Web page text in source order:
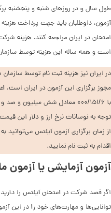
طول سال و در روزهای شنبه و پنجشنبه
آزمون، داوطلبان باید جهت پرداخت
امتحان در ایران مراجعه کنند. هزینه
است و همه ساله این هزینه توسط
در ایران نیز هزینه ثبت نام توسط
با ۰۰۰/۱۵۱/۶ معادل شش میلیون
توجه به نوسانات نرخ ارز و دلار این
از زمان برگزاری آزمون آیلتس
اقدام به ثبت نام نمایید.
آزمون آزمایشی یا آزمون
اگر قصد شرکت در امتحان آیلتس را
توانایی‌ها و مهارت‌های خود را در این